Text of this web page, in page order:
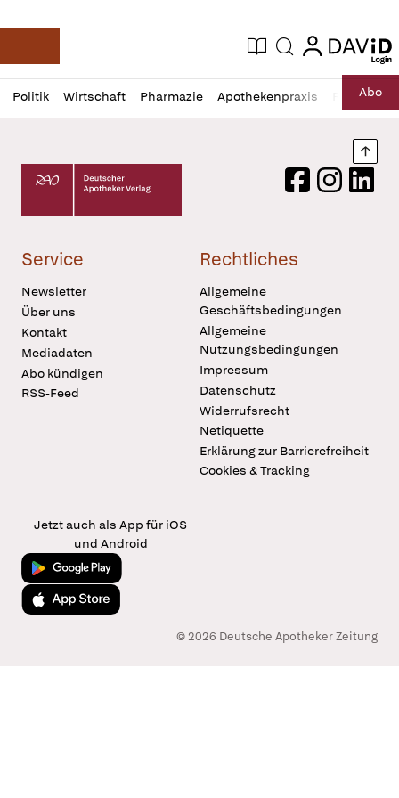
Deutsche Apotheker Zeitung
Aktuelle Ausgabe
Suche login
login
Politik Wirtschaft Pharmazie Apothekenpraxis RechtAbo
Profil
öffnen
Daz
Pur
Deutscher Apotheker Verlag Logo
FacebookInstagram
Service
Newsletter
Über uns
Kontakt
Mediadaten
Abo kündigen
RSS-Feed
Rechtliches
Allgemeine
Geschäftsbedingungen
Allgemeine
Nutzungsbedingungen
Impressum
Datenschutz
Widerrufsrecht
Netiquette
Erklärung zur Barrierefreiheit
Cookies & Tracking
Jetzt auch als App für iOS
und Android
Jetzt bei Google Play
Laden im App Store
© 2026 Deutsche Apotheker Zeitung